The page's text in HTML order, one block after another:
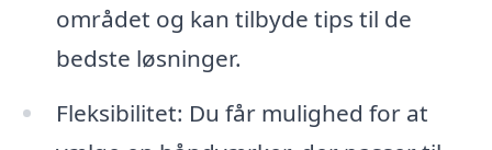
området og kan tilbyde tips til de
bedste løsninger.
Fleksibilitet: Du får mulighed for at